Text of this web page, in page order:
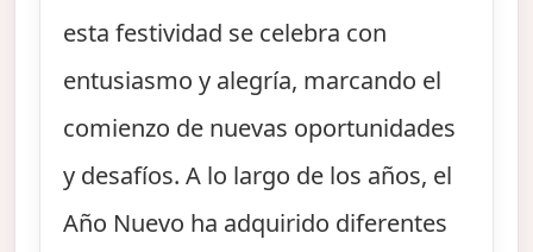
esta festividad se celebra con
entusiasmo y alegría, marcando el
comienzo de nuevas oportunidades
y desafíos. A lo largo de los años, el
Año Nuevo ha adquirido diferentes